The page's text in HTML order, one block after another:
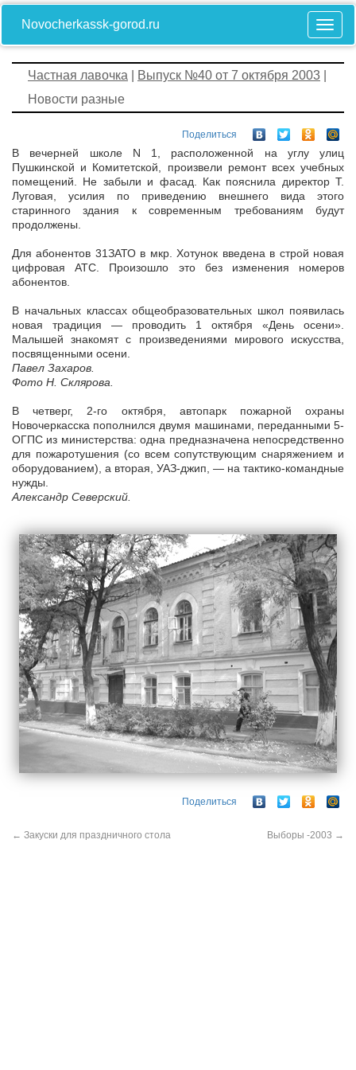
Novocherkassk-gorod.ru
Частная лавочка Выпуск №40 от 7 октября 2003
Новости разные
Поделиться
В вечерней школе N 1, расположенной на углу улиц
Пушкинской и Комитетской, произвели ремонт всех учебных
помещений. Не забыли и фасад. Как пояснила директор Т.
Луговая, усилия по приведению внешнего вида этого
старинного здания к современным требованиям будут
продолжены.
Для абонентов 31ЗАТО в мкр. Хотунок введена в строй новая
цифровая АТС. Произошло это без изменения номеров
абонентов.
В начальных классах общеобразовательных школ появилась
новая традиция — проводить 1 октября «День осени».
Малышей знакомят с произведениями мирового искусства,
посвященными осени.
Павел Захаров.
Фото Н. Склярова.
В четверг, 2-го октября, автопарк пожарной охраны
Новочеркасска пополнился двумя машинами, переданными 5-
ОГПС из министерства: одна предназначена непосредственно
для пожаротушения (со всем сопутствующим снаряжением и
оборудованием), а вторая, УАЗ-джип, — на тактико-командные
нужды.
Александр Северский.
Поделиться
← Закуски для праздничного стола Выборы -2003 →